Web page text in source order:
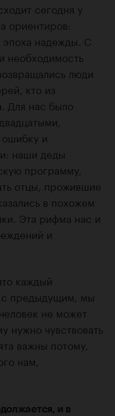
сегодня у
ориентиров:
эпоха надежды. С
необходимость
люди
кто из
Для нас было
ошибку и
наши деды
программу,
отцы, прожившие
в похожем
Эта рифма нас и
и
каждый
предыдущим, мы
не может
нужно чувствовать
важны потому,
нам,
и в